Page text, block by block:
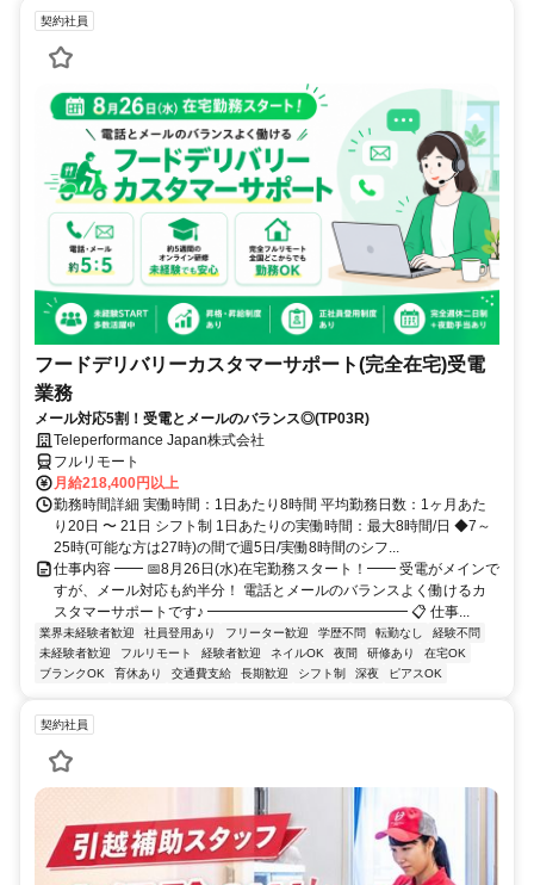
契約社員
フードデリバリーカスタマーサポート(完全在宅)受電
業務
メール対応5割！受電とメールのバランス◎(TP03R)
Teleperformance Japan株式会社
フルリモート
月給218,400円以上
勤務時間詳細 実働時間：1日あたり8時間 平均勤務日数：1ヶ月あた
り20日 〜 21日 シフト制 1日あたりの実働時間：最大8時間/日 ◆7～
25時(可能な方は27時)の間で週5日/実働8時間のシフ...
仕事内容 ━━ 📅8月26日(水)在宅勤務スタート！━━ 受電がメインで
すが、メール対応も約半分！ 電話とメールのバランスよく働けるカ
スタマーサポートです♪ ━━━━━━━━━━━━━━ 📋 仕事...
業界未経験者歓迎 社員登用あり フリーター歓迎 学歴不問 転勤なし
経験不問
未経験者歓迎
フルリモート 経験者歓迎 ネイルOK 夜間 研修あり
在宅OK
ブランクOK
育休あり 交通費支給 長期歓迎 シフト制 深夜 ピアスOK
契約社員